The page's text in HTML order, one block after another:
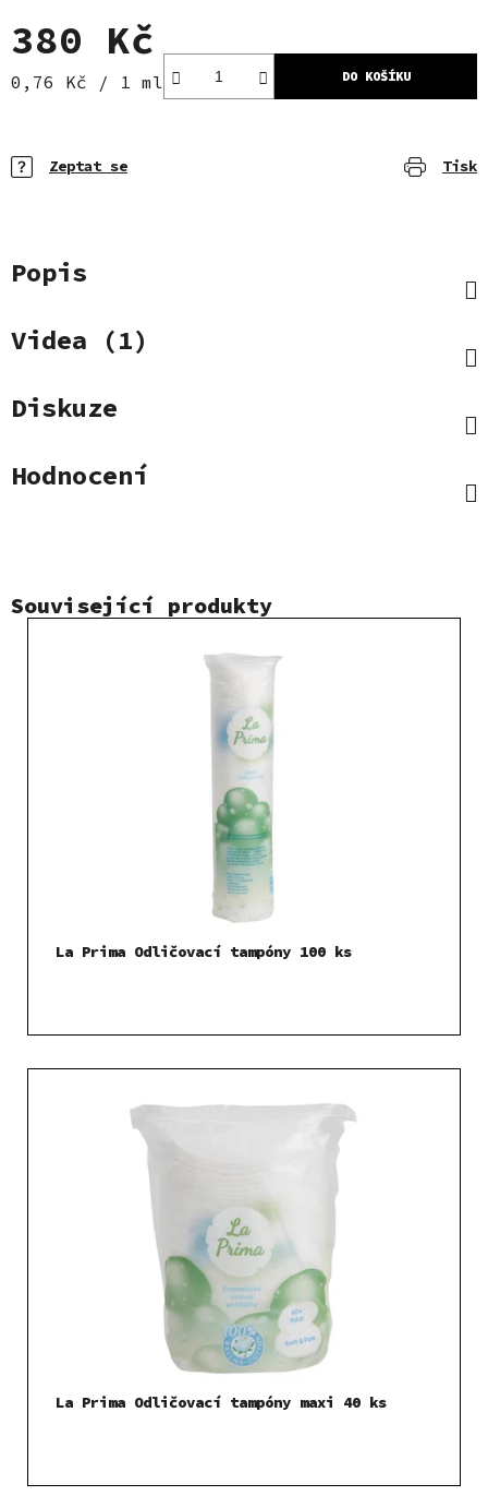
380 Kč
Měrná cena:
0,76 Kč / 1 ml DO KOŠÍKU
Tisk
Zeptat se
Popis
Videa (1)
Diskuze
Hodnocení
Související produkty
La Prima Odličovací tampóny 100 ks
La Prima Odličovací tampóny maxi 40 ks